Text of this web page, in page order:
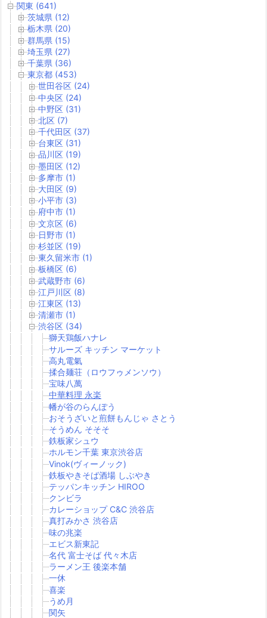
関東 (641)
茨城県 (12)
栃木県 (20)
群馬県 (15)
埼玉県 (27)
千葉県 (36)
東京都 (453)
世田谷区 (24)
中央区 (24)
中野区 (31)
北区 (7)
千代田区 (37)
台東区 (31)
品川区 (19)
墨田区 (12)
多摩市 (1)
大田区 (9)
小平市 (3)
府中市 (1)
文京区 (6)
日野市 (1)
杉並区 (19)
東久留米市 (1)
板橋区 (6)
武蔵野市 (6)
江戸川区 (8)
江東区 (13)
清瀬市 (1)
渋谷区 (34)
獅天鶏飯ハナレ
サルーズ キッチン マーケット
高丸電氣
揉合麺荘（ロウフゥメンソウ）
宝味八萬
中華料理 永楽
幡が谷のらんぽう
おそうざいと煎餅もんじゃ さとう
そうめん そそそ
鉄板家シュウ
ホルモン千葉 東京渋谷店
Vinok(ヴィーノック)
鉄板やきそば酒場 しぶやき
テッパンキッチン HIROO
クンビラ
カレーショップ C&C 渋谷店
真打みかさ 渋谷店
味の兆楽
エビス新東記
名代 富士そば 代々木店
ラーメン王 後楽本舗
一休
喜楽
うめ月
関矢